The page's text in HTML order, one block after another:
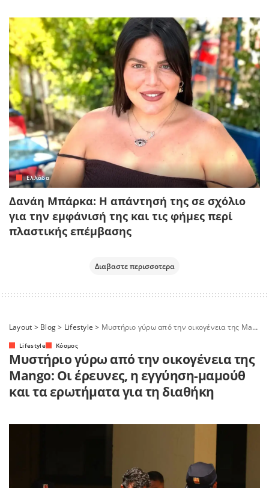
Ελλάδα
Δανάη Μπάρκα: Η απάντησή της σε σχόλιο
για την εμφάνισή της και τις φήμες περί
πλαστικής επέμβασης
Διαβαστε περισσοτερα
Layout > Blog> Lifestyle > Μυστήριο γύρω από την οικογένεια της Mango: Οι έρευνες, η εγγύηση-μαμούθ και τα ερωτήματα για τη διαθήκη
Lifestyle Κόσμος
Μυστήριο γύρω από την οικογένεια της
Mango: Οι έρευνες, η εγγύηση-μαμούθ
και τα ερωτήματα για τη διαθήκη